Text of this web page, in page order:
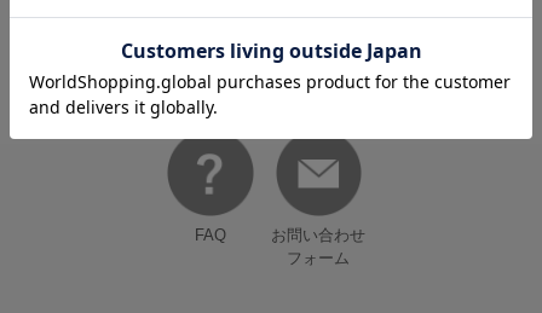
HELP
何かお困りですか？
FAQ
お問い合わせ
フォーム